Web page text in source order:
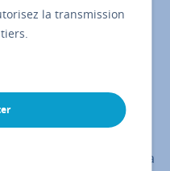
options.
crée un fichier ou
si vous devez la
la transmission